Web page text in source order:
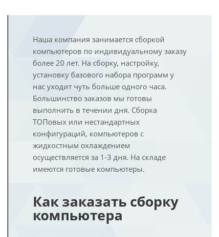
Наша компания занимается сборкой
компьютеров по индивидуальному заказу
более 20 лет. На сборку, настройку,
установку базового набора программ у
нас уходит чуть больше одного часа.
Большинство заказов мы готовы
выполнить в течении дня. Сборка
ТОПовых или нестандартных
конфигураций, компьютеров с
жидкостным охлаждением
осуществляется за 1-3 дня. На складе
имеются готовые компьютеры.
Как заказать сборку
компьютера